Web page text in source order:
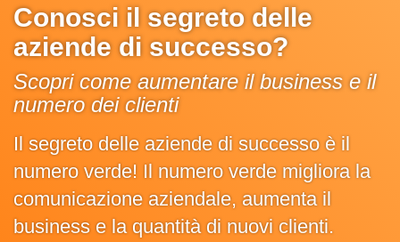
Conosci il segreto delle
aziende di successo?
Scopri come aumentare il business e il
numero dei clienti
Il segreto delle aziende di successo è il
numero verde! Il numero verde migliora la
comunicazione aziendale, aumenta il
business e la quantità di nuovi clienti.